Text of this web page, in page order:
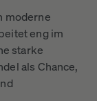
moderne
eng im
starke
als Chance,